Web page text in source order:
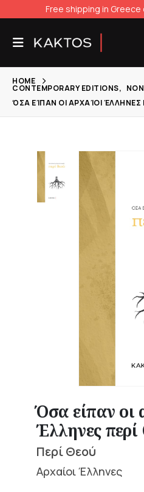
Free shipping in
HOME
CONTEMPORARY EDITIONS,
ΌΣΑ ΕΊΠΑΝ ΟΙ ΑΡΧΑΊΟΙ
Όσα είπαν οι
Έλληνες
Περί Θεού
Αρχαίοι Έλληνες